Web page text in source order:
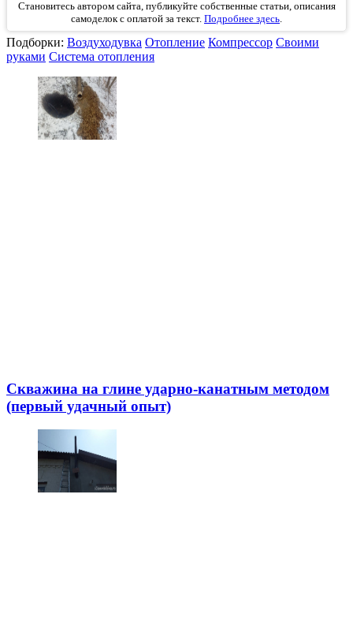
Становитесь автором сайта, публикуйте собственные статьи, описания
самоделок с оплатой за текст. Подробнее здесь.
Подборки: Воздуходувка Отопление Компрессор Своими
руками Система отопления
Скважина на глине ударно-канатным методом
(первый удачный опыт)